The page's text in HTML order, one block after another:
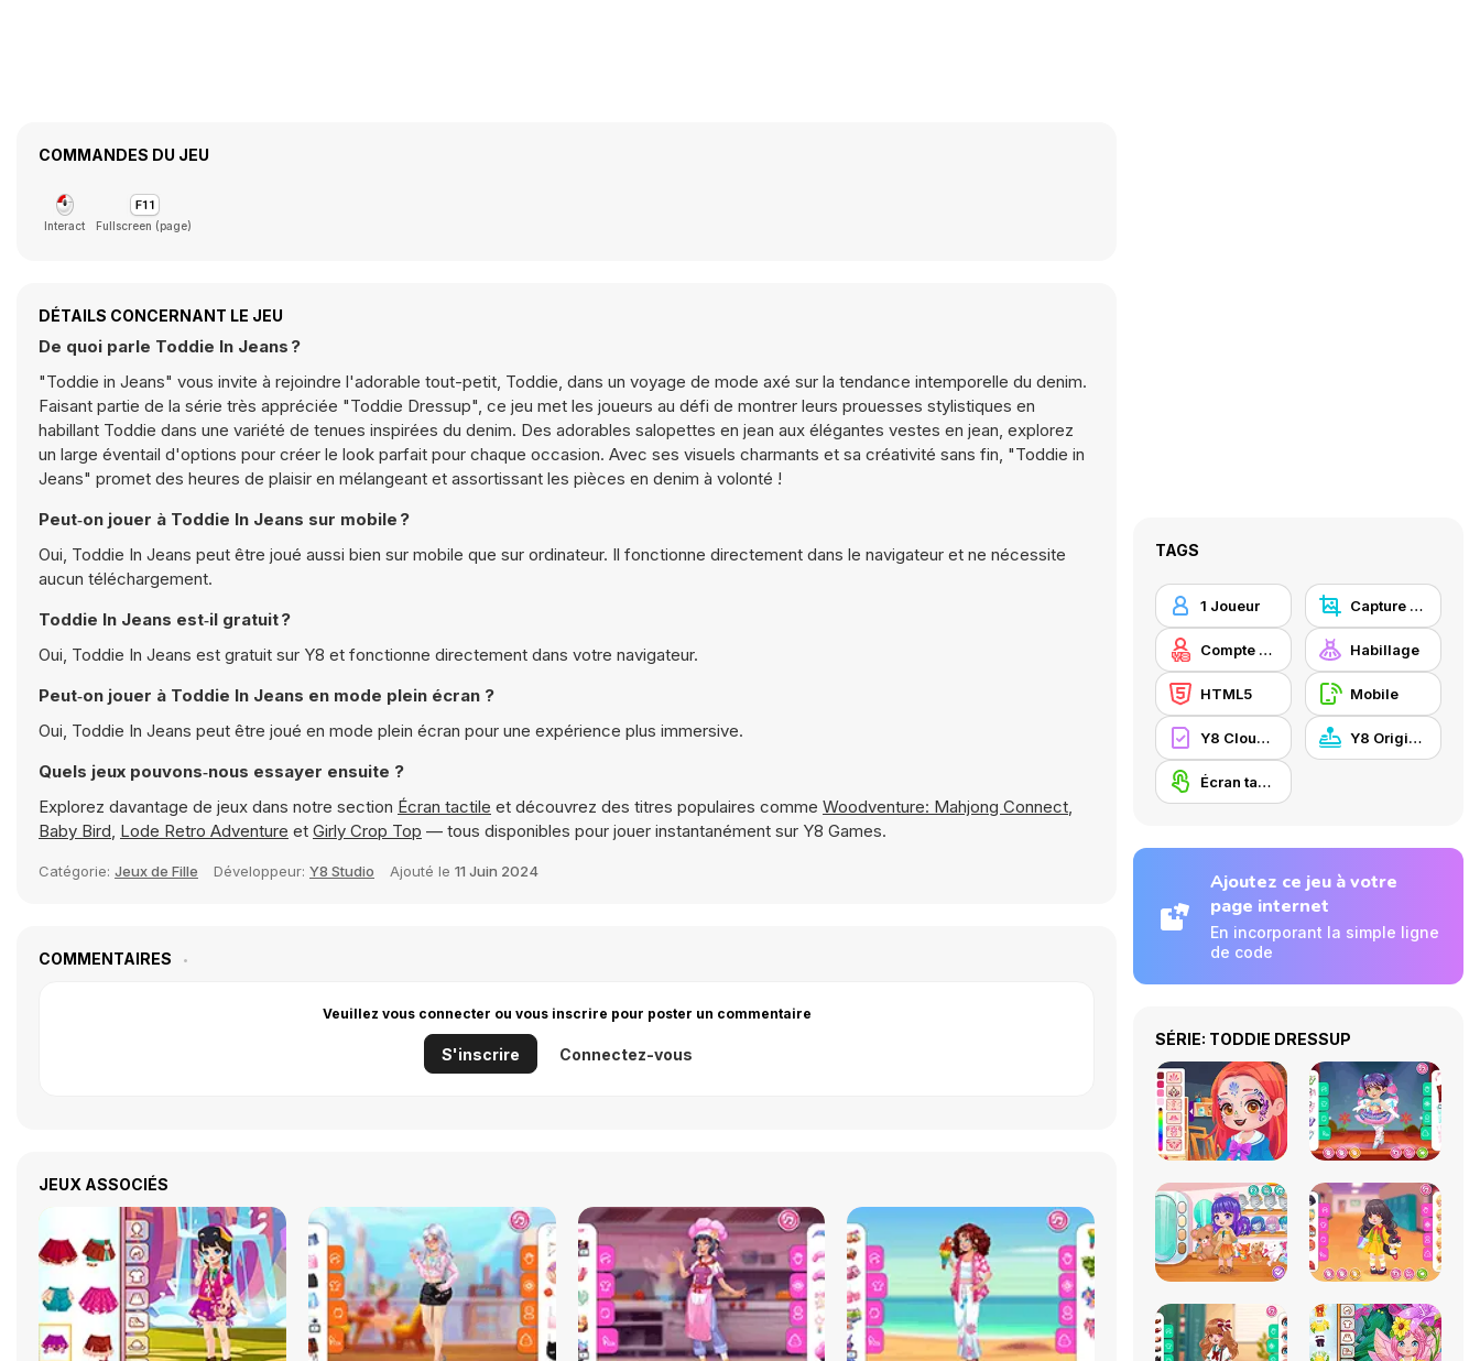
COMMANDES DU JEU
Interact Fullscreen (page)
DÉTAILS CONCERNANT LE JEU
De quoi parle Toddie In Jeans ?
"Toddie in Jeans" vous invite à rejoindre l'adorable tout-petit, Toddie, dans un voyage de mode axé sur la tendance intemporelle du denim.
Faisant partie de la série très appréciée "Toddie Dressup", ce jeu met les joueurs au défi de montrer leurs prouesses stylistiques en
habillant Toddie dans une variété de tenues inspirées du denim. Des adorables salopettes en jean aux élégantes vestes en jean, explorez
un large éventail d'options pour créer le look parfait pour chaque occasion. Avec ses visuels charmants et sa créativité sans fin, "Toddie in
Jeans" promet des heures de plaisir en mélangeant et assortissant les pièces en denim à volonté !
Peut‑on jouer à Toddie In Jeans sur mobile ?
Oui, Toddie In Jeans peut être joué aussi bien sur mobile que sur ordinateur. Il fonctionne directement dans le navigateur et ne nécessite
aucun téléchargement.
Toddie In Jeans est‑il gratuit ?
Oui, Toddie In Jeans est gratuit sur Y8 et fonctionne directement dans votre navigateur.
Peut‑on jouer à Toddie In Jeans en mode plein écran ?
Oui, Toddie In Jeans peut être joué en mode plein écran pour une expérience plus immersive.
Quels jeux pouvons‑nous essayer ensuite ?
Explorez davantage de jeux dans notre section Écran tactile et découvrez des titres populaires comme Woodventure: Mahjong Connect,
Baby Bird, Lode Retro Adventure et Girly Crop Top — tous disponibles pour jouer instantanément sur Y8 Games.
Catégorie: Jeux de Fille Développeur: Y8 Studio Ajouté le 11 Juin 2024
COMMENTAIRES
Veuillez vous connecter ou vous inscrire pour poster un commentaire
S'inscrire Connectez-vous
JEUX ASSOCIÉS
TAGS
1 Joueur Capture d'écran Y8
Compte Y8 Habillage
HTML5 Mobile
Y8 Cloud Save Y8 Originals
Écran tactile
Ajoutez ce jeu à votre
page internet
En incorporant la simple ligne
de code
SÉRIE: TODDIE DRESSUP